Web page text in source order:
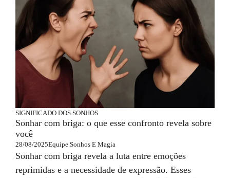
SIGNIFICADO DOS SONHOS
Sonhar com briga: o que esse confronto revela sobre
você
28/08/2025Equipe Sonhos E Magia
Sonhar com briga revela a luta entre emoções
reprimidas e a necessidade de expressão. Esses